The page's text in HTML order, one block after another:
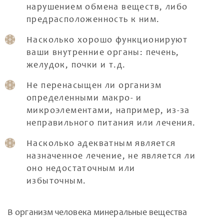
нарушением обмена веществ, либо
предрасположенность к ним.
Насколько хорошо функционируют
ваши внутренние органы: печень,
желудок, почки и т.д.
Не перенасыщен ли организм
определенными макро- и
микроэлементами, например, из-за
неправильного питания или лечения.
Насколько адекватным является
назначенное лечение, не является ли
оно недостаточным или
избыточным.
В организм человека минеральные вещества